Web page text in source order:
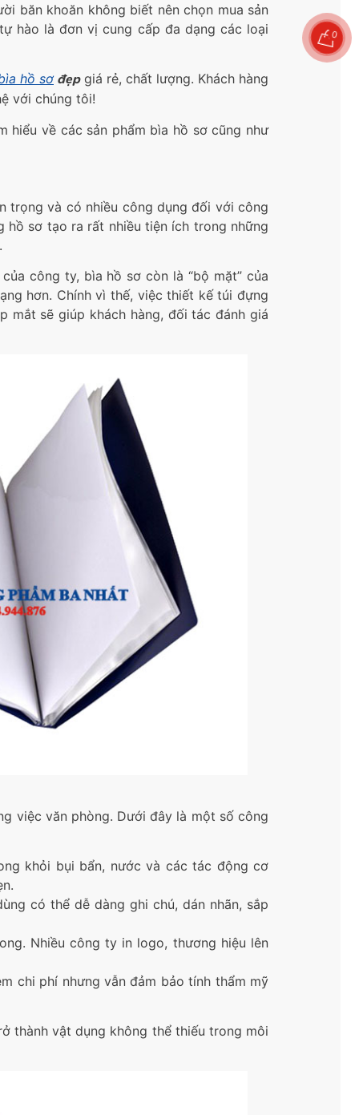
băn khoăn không biết nên chọn mua sản
hào là đơn vị cung cấp đa dạng các loại
hồ sơđẹpgiá rẻ, chất lượng. Khách hàng
với chúng tôi!
hiểu về các sản phẩm bìa hồ sơ cũng như
trọng và có nhiều công dụng đối với công
hồ sơ tạo ra rất nhiều tiện ích trong những
công ty, bìa hồ sơ còn là “bộ mặt” của
hơn. Chính vì thế, việc thiết kế túi đựng
mắt sẽ giúp khách hàng, đối tác đánh giá
việc văn phòng. Dưới đây là một số công
khỏi bụi bẩn, nước và các tác động cơ
có thể dễ dàng ghi chú, dán nhãn, sắp
Nhiều công ty in logo, thương hiệu lên
chi phí nhưng vẫn đảm bảo tính thẩm mỹ
thành vật dụng không thể thiếu trong môi
0